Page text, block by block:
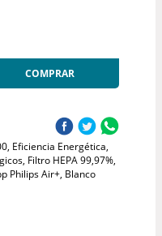
COMPRAR
Eficiencia Energética,
Filtro HEPA 99,97%,
Philips Air+, Blanco